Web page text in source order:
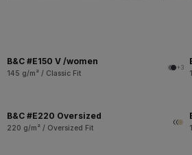
B&C #E150 V /women
145 g/m² / Classic Fit
+3
B&C #E220 Oversized
220 g/m² / Oversized Fit